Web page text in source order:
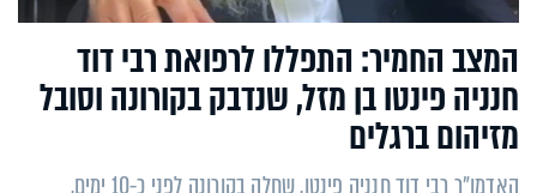
המצב החמיר: התפללו לרפואת רבי דוד
חנניה פינטו בן מזל, שנדבק בקורונה וסובל
מזיהום ברגלים